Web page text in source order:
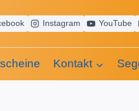
Instagram YouTube
Kontakt